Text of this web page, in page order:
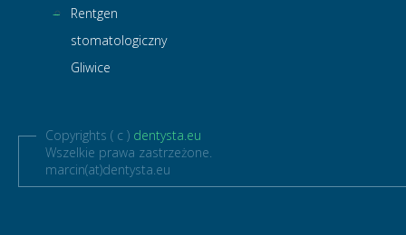
Rentgen
stomatologiczny
Gliwice
Copyrights ( c ) dentysta.eu
Wszelkie prawa zastrzeżone.
marcin(at)dentysta.eu